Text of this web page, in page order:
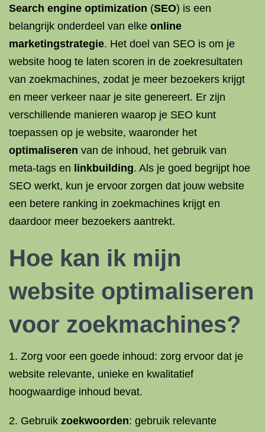
Search engine optimization (SEO) is een
belangrijk onderdeel van elke online
marketingstrategie. Het doel van SEO is om je
website hoog te laten scoren in de zoekresultaten
van zoekmachines, zodat je meer bezoekers krijgt
en meer verkeer naar je site genereert. Er zijn
verschillende manieren waarop je SEO kunt
toepassen op je website, waaronder het
optimaliseren van de inhoud, het gebruik van
meta-tags en linkbuilding. Als je goed begrijpt hoe
SEO werkt, kun je ervoor zorgen dat jouw website
een betere ranking in zoekmachines krijgt en
daardoor meer bezoekers aantrekt.
Hoe kan ik mijn
website optimaliseren
voor zoekmachines?
1. Zorg voor een goede inhoud: zorg ervoor dat je
website relevante, unieke en kwalitatief
hoogwaardige inhoud bevat.
2. Gebruik zoekwoorden: gebruik relevante